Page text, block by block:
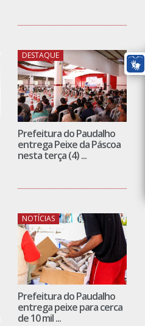
DESTAQUE
Prefeitura do Paudalho
entrega Peixe da Páscoa
nesta terça (4) ...
NOTÍCIAS
Prefeitura do Paudalho
entrega peixe para cerca
de 10 mil ...